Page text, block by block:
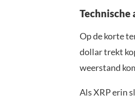
Technische
Op de korte
dollar trekt
weerstand
Als XRP erin